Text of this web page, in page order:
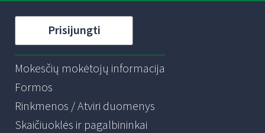
Prisijungti
Mokesčių mokėtojų informacija
Formos
Rinkmenos / Atviri duomenys
Skaičiuoklės ir pagalbininkai